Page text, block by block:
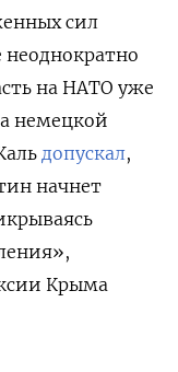
сил
неоднократно
на НАТО уже
немецкой
допускал,
начнет
Крыма